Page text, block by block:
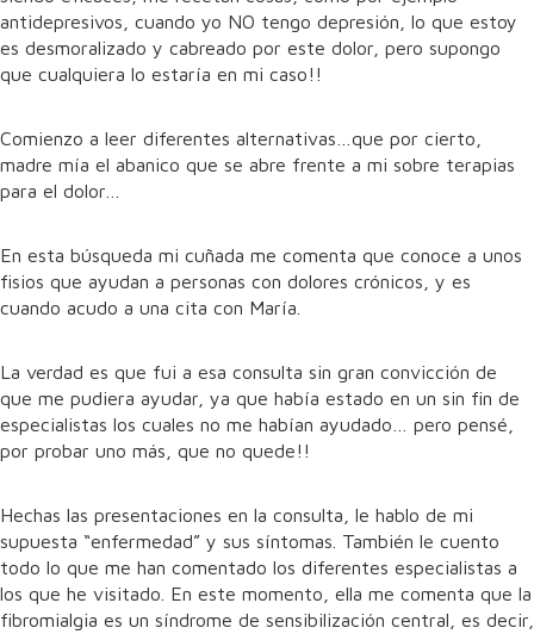
antidepresivos, cuando yo NO tengo depresión, lo que estoy
es desmoralizado y cabreado por este dolor, pero supongo
que cualquiera lo estaría en mi caso!!
Comienzo a leer diferentes alternativas…que por cierto,
madre mía el abanico que se abre frente a mi sobre terapias
para el dolor…
En esta búsqueda mi cuñada me comenta que conoce a unos
fisios que ayudan a personas con dolores crónicos, y es
cuando acudo a una cita con María.
La verdad es que fui a esa consulta sin gran convicción de
que me pudiera ayudar, ya que había estado en un sin fin de
especialistas los cuales no me habían ayudado… pero pensé,
por probar uno más, que no quede!!
Hechas las presentaciones en la consulta, le hablo de mi
supuesta “enfermedad” y sus síntomas. También le cuento
todo lo que me han comentado los diferentes especialistas a
los que he visitado. En este momento, ella me comenta que la
fibromialgia es un síndrome de sensibilización central, es decir,